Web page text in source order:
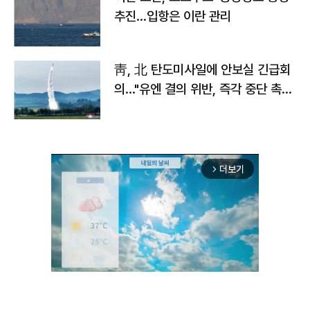
추진…입항은 이란 관리
靑, 北 탄도미사일에 안보실 긴급회
의…"유엔 결의 위반, 즉각 중단 촉
arrow_forward_ios 더보기